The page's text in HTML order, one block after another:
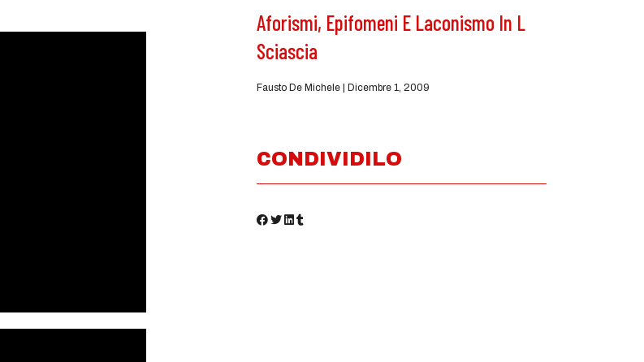
Aforismi, Epifomeni E Laconismo In L
Sciascia
Fausto De Michele Dicembre 1, 2009
CONDIVIDILO